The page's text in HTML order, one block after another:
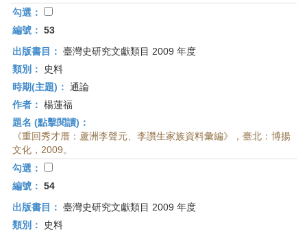
勾選：
編號： 53
出版書目： 臺灣史研究文獻類目 2009 年度
類別：
史料
時期(主題)： 通論
作者： 楊蓮福
題名 (點擊閱讀)：
《重回秀才厝：蘆洲李聲元、李讚生家族資料彙編》，臺北：博揚
文化，2009。
勾選：
編號： 54
出版書目： 臺灣史研究文獻類目 2009 年度
類別：
史料